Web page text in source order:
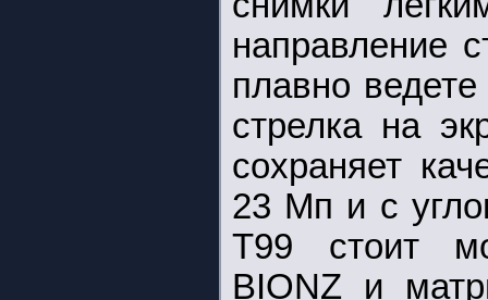
направление
плавно
стрелка на
сохраняет
23 Мп и с
T99 стоит
BIONZ и